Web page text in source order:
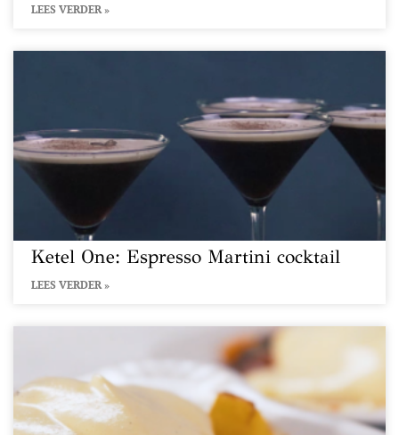
LEES VERDER »
Ketel One: Espresso Martini cocktail
LEES VERDER »